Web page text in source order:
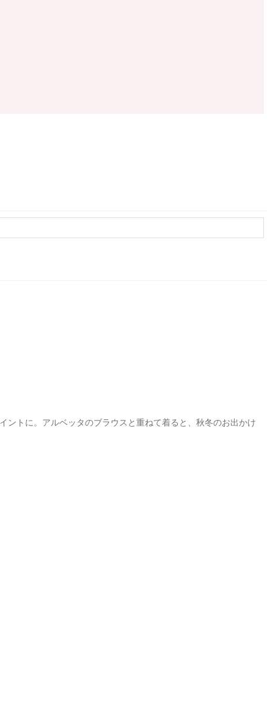
トに。アルベッタのブラウスと重ねて着ると、秋冬のお出かけ